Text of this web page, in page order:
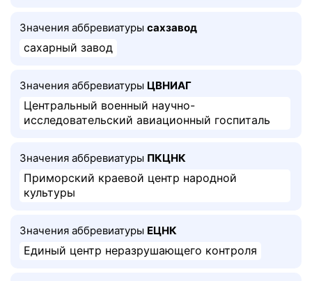
Значения аббревиатуры сахзавод
сахарный завод
Значения аббревиатуры ЦВНИАГ
Центральный военный научно-
исследовательский авиационный госпиталь
Значения аббревиатуры ПКЦНК
Приморский краевой центр народной
культуры
Значения аббревиатуры ЕЦНК
Единый центр неразрушающего контроля